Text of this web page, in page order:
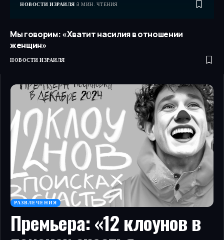
НОВОСТИ ИЗРАИЛЯ 3 МИН. ЧТЕНИЯ
Мы говорим: «Хватит насилия в отношении
женщин»
НОВОСТИ ИЗРАИЛЯ
РАЗВЛЕЧЕНИЯ
Премьера: «12 клоунов в